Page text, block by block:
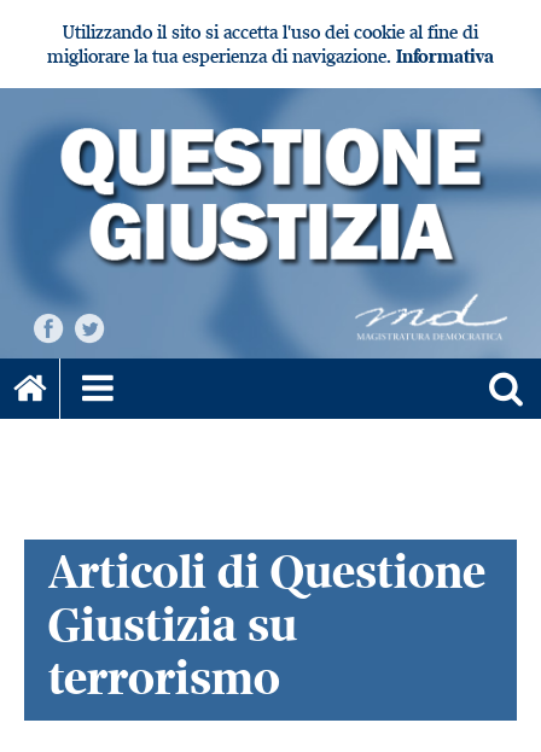
Utilizzando il sito si accetta l'uso dei cookie al fine di
migliorare la tua esperienza di navigazione. Informativa
Articoli di Questione
Giustizia su
terrorismo